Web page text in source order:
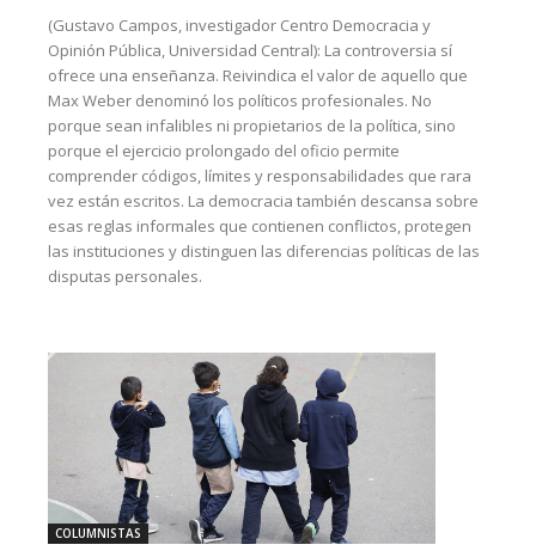
(Gustavo Campos, investigador Centro Democracia y
Opinión Pública, Universidad Central): La controversia sí
ofrece una enseñanza. Reivindica el valor de aquello que
Max Weber denominó los políticos profesionales. No
porque sean infalibles ni propietarios de la política, sino
porque el ejercicio prolongado del oficio permite
comprender códigos, límites y responsabilidades que rara
vez están escritos. La democracia también descansa sobre
esas reglas informales que contienen conflictos, protegen
las instituciones y distinguen las diferencias políticas de las
disputas personales.
COLUMNISTAS